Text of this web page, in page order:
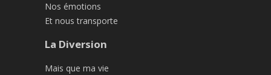
Nos émotions
Et nous transporte
La Diversion
Mais que ma vie